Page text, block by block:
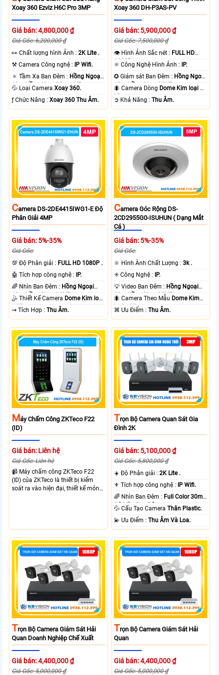
Xoay 360 Ezviz H6C Pro 3MP
Giá bán: 4,800,000 ₫
Giá Gốc: 6,200,000 ₫
️👀 Chất lượng hình Ảnh :2K Lite .
⚒ Camera Công nghệ :
IP Wifi.
🔅 Tầm Xa Ban Đêm : Hồng Ngoại
10m Hồng Ngoại Smart IR.
💦 Loại CameraXoay 360.
️ƒ Chức Năng :Xoay 360 Thu Âm.
Xoay 360 DH-P3AS-PV
Giá bán: 5,900,000 ₫
Giá Gốc: 7,500,000 ₫
👁 Hình Ảnh Sắc nét : FULL HD
1080P .
⚛️ Công Nghệ Hình Ảnh :
IP.
✪ Giám sát Ban Đêm : Hồng Ngoại
10m Hồng Ngoại SMD.
🐜 Camera Dòng Dome Kim loại +
Nhựa.
️➲ Khả Năng :Thu Âm.
CAmera DS-2DE4415IWG1-E Độ
Phân Giải 4MP
Giá bán: 5%-35%
Giá Gốc:
💯 Độ Phân giải : FULL HD 1080P .
🤖️ Tích hợp công nghệ :
IP.
🌈 Nhìn Ban Đêm : Hồng Ngoại
10m Hồng Ngoại SMD.
🤹 Thiết Kế Camera Dome Kim loại
+ Nhựa.
️⇝ Tích Hợp :Thu Âm.
CAmera Góc Rộng DS-
2CD2955G0-ISUHUN ( Dạng Mắt
Cá )
Giá bán: 5%-35%
Giá Gốc:
🔆 Hình Ành Chất Lượng :3k .
✳️ Công Nghệ :
IP.
💡 Video Ban Đêm : Hồng Ngoại
10m Hồng Ngoại SMD.
🐜 Camera Theo Mẫu Dome Kim
loại + Nhựa. ️⌘ Ưu Điểm :Thu Âm.
MÁy Chấm Công ZKTeco F22
(ID)
Giá bán: Liên hệ
Giá Gốc: Liên hệ
📹 Máy chấm công ZKTeco F22
(ID) của ZKTeco là thiết bị kiểm
soát ra vào hiện đại, thiết kế mỏng
quả vận hành và đảm bảo an ninh.
TRọn Bộ Camera Quan Sát Gia
Đình 2K
Giá bán: 5,100,000 ₫
Giá Gốc: 5,800,000 ₫
☀️ Độ Phân giải :2K Lite .
⚜️ Tích hợp công nghệ : IP Wifi.
🌈 Nhìn Ban Đêm : Full Color 30m
Có Màu Ban Ðêm.
💦 Cấu Tạo CameraThân Plastic.
️💫 Ưu Điểm :Thu Âm Và Loa.
TRọn Bộ Camera Giám Sát Hải
Quan Doanh Nghiệp Chế Xuất
Giá bán: 4,400,000 ₫
Giá Gốc: 5,000,000 ₫
TRọn Bộ Camera Giám Sát Hải
Quan
Giá bán: 4,400,000 ₫
Giá Gốc: 5,000,000 ₫